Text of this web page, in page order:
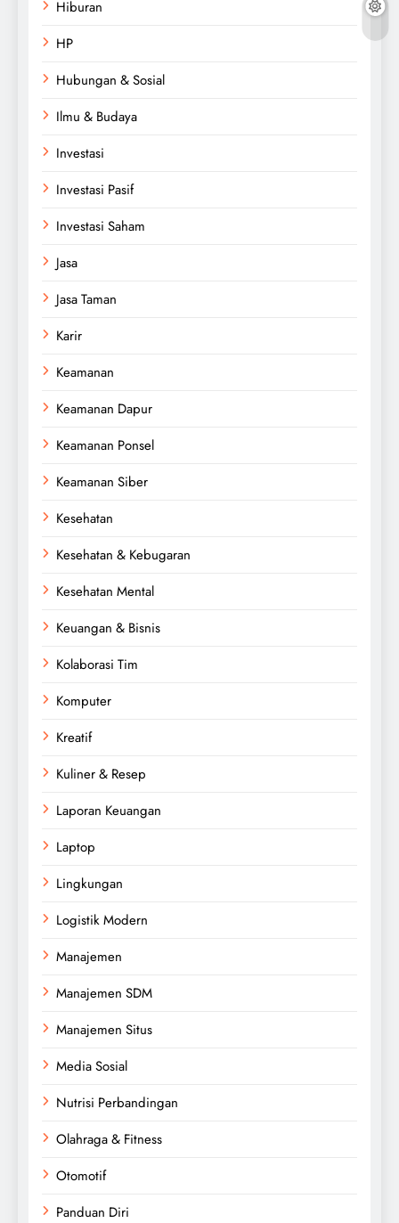
Hiburan
HP
Hubungan & Sosial
Ilmu & Budaya
Investasi
Investasi Pasif
Investasi Saham
Jasa
Jasa Taman
Karir
Keamanan
Keamanan Dapur
Keamanan Ponsel
Keamanan Siber
Kesehatan
Kesehatan & Kebugaran
Kesehatan Mental
Keuangan & Bisnis
Kolaborasi Tim
Komputer
Kreatif
Kuliner & Resep
Laporan Keuangan
Laptop
Lingkungan
Logistik Modern
Manajemen
Manajemen SDM
Manajemen Situs
Media Sosial
Nutrisi Perbandingan
Olahraga & Fitness
Otomotif
Panduan Diri